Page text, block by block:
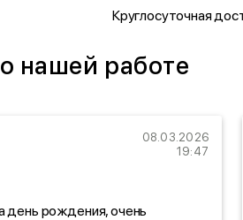
Круглосуточная
нашей работе
08.03.2026
19:47
день рождения, очень